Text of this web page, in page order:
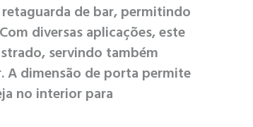
de bar, permitindo
diversas aplicações, este
servindo também
dimensão de porta permite
no interior para